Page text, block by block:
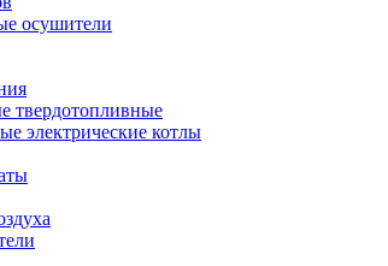
осушители
твердотопливные
электрические котлы